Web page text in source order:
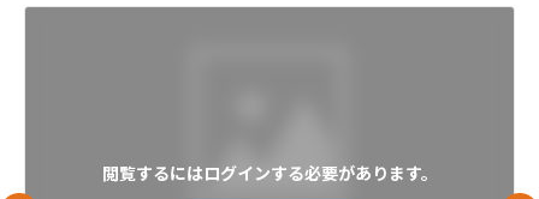
閲覧するにはログインする必要があります。